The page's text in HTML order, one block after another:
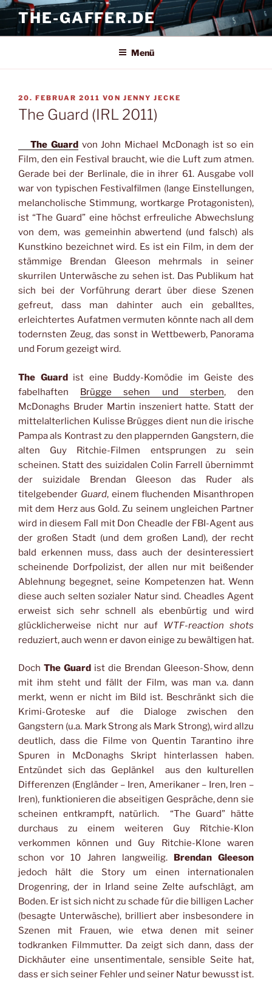
Zum
Inhalt
springen
THE-GAFFER.DE
Menü
VERÖFFENTLICHT
AM
20. FEBRUAR 2011 VON JENNY JECKE
The Guard (IRL 2011)
The Guardvon John Michael McDonagh ist so ein
Film, den ein Festival braucht, wie die Luft zum atmen.
Gerade bei der Berlinale, die in ihrer 61. Ausgabe voll
war von typischen Festivalfilmen (lange Einstellungen,
melancholische Stimmung, wortkarge Protagonisten),
ist “The Guard” eine höchst erfreuliche Abwechslung
von dem, was gemeinhin abwertend (und falsch) als
Kunstkino bezeichnet wird. Es ist ein Film, in dem der
stämmige Brendan Gleeson mehrmals in seiner
skurrilen Unterwäsche zu sehen ist. Das Publikum hat
sich bei der Vorführung derart über diese Szenen
gefreut, dass man dahinter auch ein geballtes,
erleichtertes Aufatmen vermuten könnte nach all dem
todernsten Zeug, das sonst in Wettbewerb, Panorama
und Forum gezeigt wird.
The Guardist eine Buddy-Komödie im Geiste des
fabelhaften Brügge sehen und sterben, den
McDonaghs Bruder Martin inszeniert hatte. Statt der
mittelalterlichen Kulisse Brügges dient nun die irische
Pampa als Kontrast zu den plappernden Gangstern, die
alten Guy Ritchie-Filmen entsprungen zu sein
scheinen. Statt des suizidalen Colin Farrell übernimmt
der suizidale Brendan Gleeson das Ruder als
titelgebender Guard, einem fluchenden Misanthropen
mit dem Herz aus Gold. Zu seinem ungleichen Partner
wird in diesem Fall mit Don Cheadle der FBI-Agent aus
der großen Stadt (und dem großen Land), der recht
bald erkennen muss, dass auch der desinteressiert
scheinende Dorfpolizist, der allen nur mit beißender
Ablehnung begegnet, seine Kompetenzen hat. Wenn
diese auch selten sozialer Natur sind. Cheadles Agent
erweist sich sehr schnell als ebenbürtig und wird
glücklicherweise nicht nur auf WTF-reaction shots
reduziert, auch wenn er davon einige zu bewältigen hat.
Doch The Guard ist die Brendan Gleeson-Show, denn
mit ihm steht und fällt der Film, was man v.a. dann
merkt, wenn er nicht im Bild ist. Beschränkt sich die
Krimi-Groteske auf die Dialoge zwischen den
Gangstern (u.a. Mark Strong als Mark Strong), wird allzu
deutlich, dass die Filme von Quentin Tarantino ihre
Spuren in McDonaghs Skript hinterlassen haben.
Entzündet sich das Geplänkel aus den kulturellen
Differenzen (Engländer – Iren, Amerikaner – Iren, Iren –
Iren), funktionieren die abseitigen Gespräche, denn sie
scheinen entkrampft, natürlich. “The Guard” hätte
durchaus zu einem weiteren Guy Ritchie-Klon
verkommen können und Guy Ritchie-Klone waren
schon vor 10 Jahren langweilig. Brendan Gleeson
jedoch hält die Story um einen internationalen
Drogenring, der in Irland seine Zelte aufschlägt, am
Boden. Er ist sich nicht zu schade für die billigen Lacher
(besagte Unterwäsche), brilliert aber insbesondere in
Szenen mit Frauen, wie etwa denen mit seiner
todkranken Filmmutter. Da zeigt sich dann, dass der
Dickhäuter eine unsentimentale, sensible Seite hat,
dass er sich seiner Fehler und seiner Natur bewusst ist.